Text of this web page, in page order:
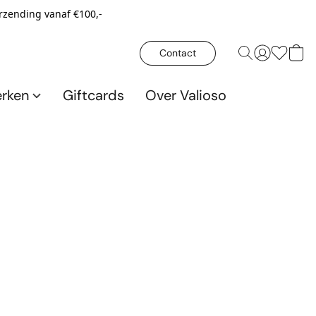
vanaf €100,-
Contact
Giftcards Over Valioso